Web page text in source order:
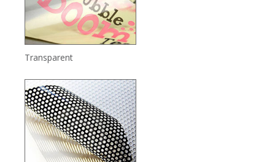
Transparent